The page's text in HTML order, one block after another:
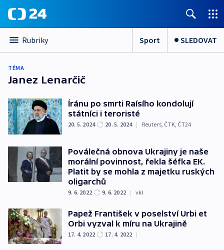
Rubriky Sport SLEDOVAT
TÉMA
Janez Lenarčič
Íránu po smrti Raísího kondolují
státníci i teroristé
20. 5. 2024 20. 5. 2024 | Reuters, ČTK, ČT24
Poválečná obnova Ukrajiny je naše
morální povinnost, řekla šéfka EK.
Platit by se mohla z majetku ruských
oligarchů
9. 6. 2022 9. 6. 2022 | vkl
Papež František v poselství Urbi et
Orbi vyzval k míru na Ukrajině
17. 4. 2022 17. 4. 2022 |